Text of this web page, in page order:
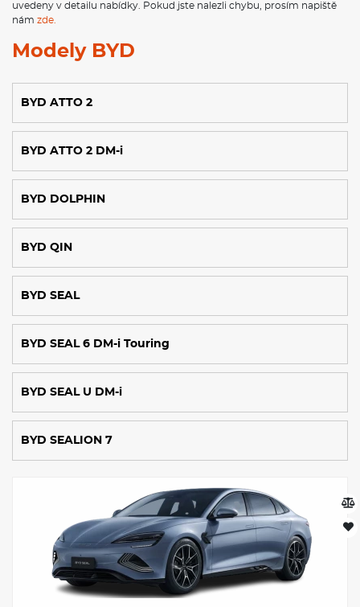
uvedeny v detailu nabídky. Pokud jste nalezli chybu, prosím napiště
nám zde.
Modely BYD
BYD ATTO 2
BYD ATTO 2 DM-i
BYD DOLPHIN
BYD QIN
BYD SEAL
BYD SEAL 6 DM-i Touring
BYD SEAL U DM-i
BYD SEALION 7